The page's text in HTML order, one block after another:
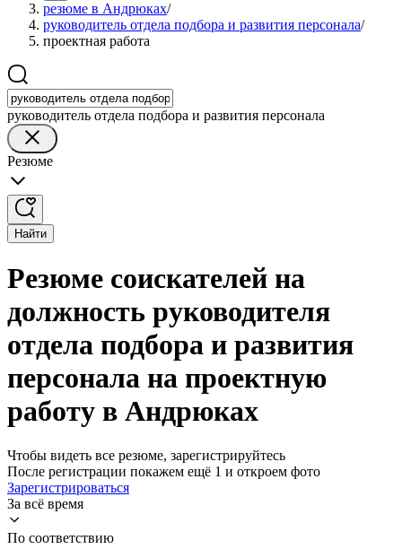
резюме в Андрюках/
руководитель отдела подбора и развития персонала/
проектная работа
руководитель отдела подбора и развития персонала
Резюме
Найти
Резюме соискателей на
должность руководителя
отдела подбора и развития
персонала на проектную
работу в Андрюках
Чтобы видеть все резюме, зарегистрируйтесь
После регистрации покажем ещё 1 и откроем фото
Зарегистрироваться
За всё время
По соответствию